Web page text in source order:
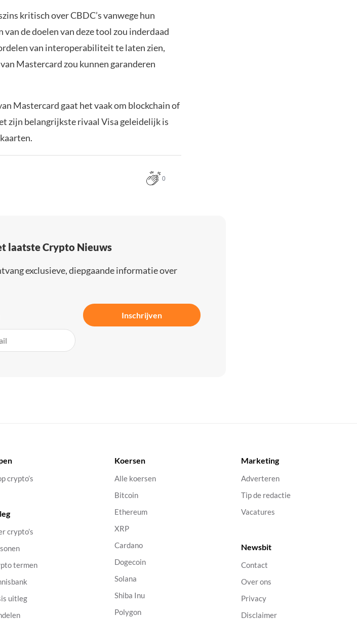
kritisch over CBDC’s vanwege hun
de doelen van deze tool zou inderdaad
van interoperabiliteit te laten zien,
Mastercard zou kunnen garanderen
Mastercard gaat het vaak om blockchain of
zijn belangrijkste rivaal Visa geleidelijk is
0
laatste Crypto Nieuws
exclusieve, diepgaande informatie over
Inschrijven
crypto’s
crypto’s
termen
uitleg
Koersen
Alle koersen
Bitcoin
Ethereum
XRP
Cardano
Dogecoin
Solana
Shiba Inu
Polygon
Marketing
Adverteren
Tip de redactie
Vacatures
Newsbit
Contact
Over ons
Privacy
Disclaimer